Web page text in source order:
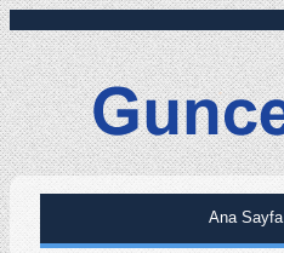
Ana Sayfa